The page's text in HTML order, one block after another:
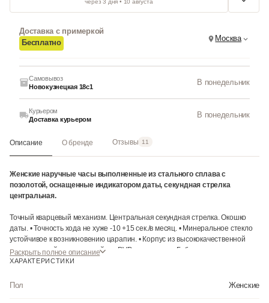
Доставка с примеркой
Бесплатно
Москва
Самовывоз
Новокузнецкая 18с1
В понедельник
Курьером
Доставка курьером
В понедельник
Описание О бренде Отзывы 11
Женские наручные часы выполненные из стального сплава с
позолотой, оснащенные индикатором даты, секундная стрелка
центральная.
Точный кварцевый механизм. Центральная секундная стрелка. Окошко
даты. • Точность хода не хуже -10 +15 сек./в месяц. • Минеральное стекло
устойчивое к возникновению царапин. • Корпус из высококачественной
нержавеющей стали со стойким PVD покрытием. •Габариты корпуса
(ШхВхТ)
стали со стойким PVD покрытием. • Водозащита до 3 АТМ.
Раскрыть полное описание
ХАРАКТЕРИСТИКИ
Пол Женские